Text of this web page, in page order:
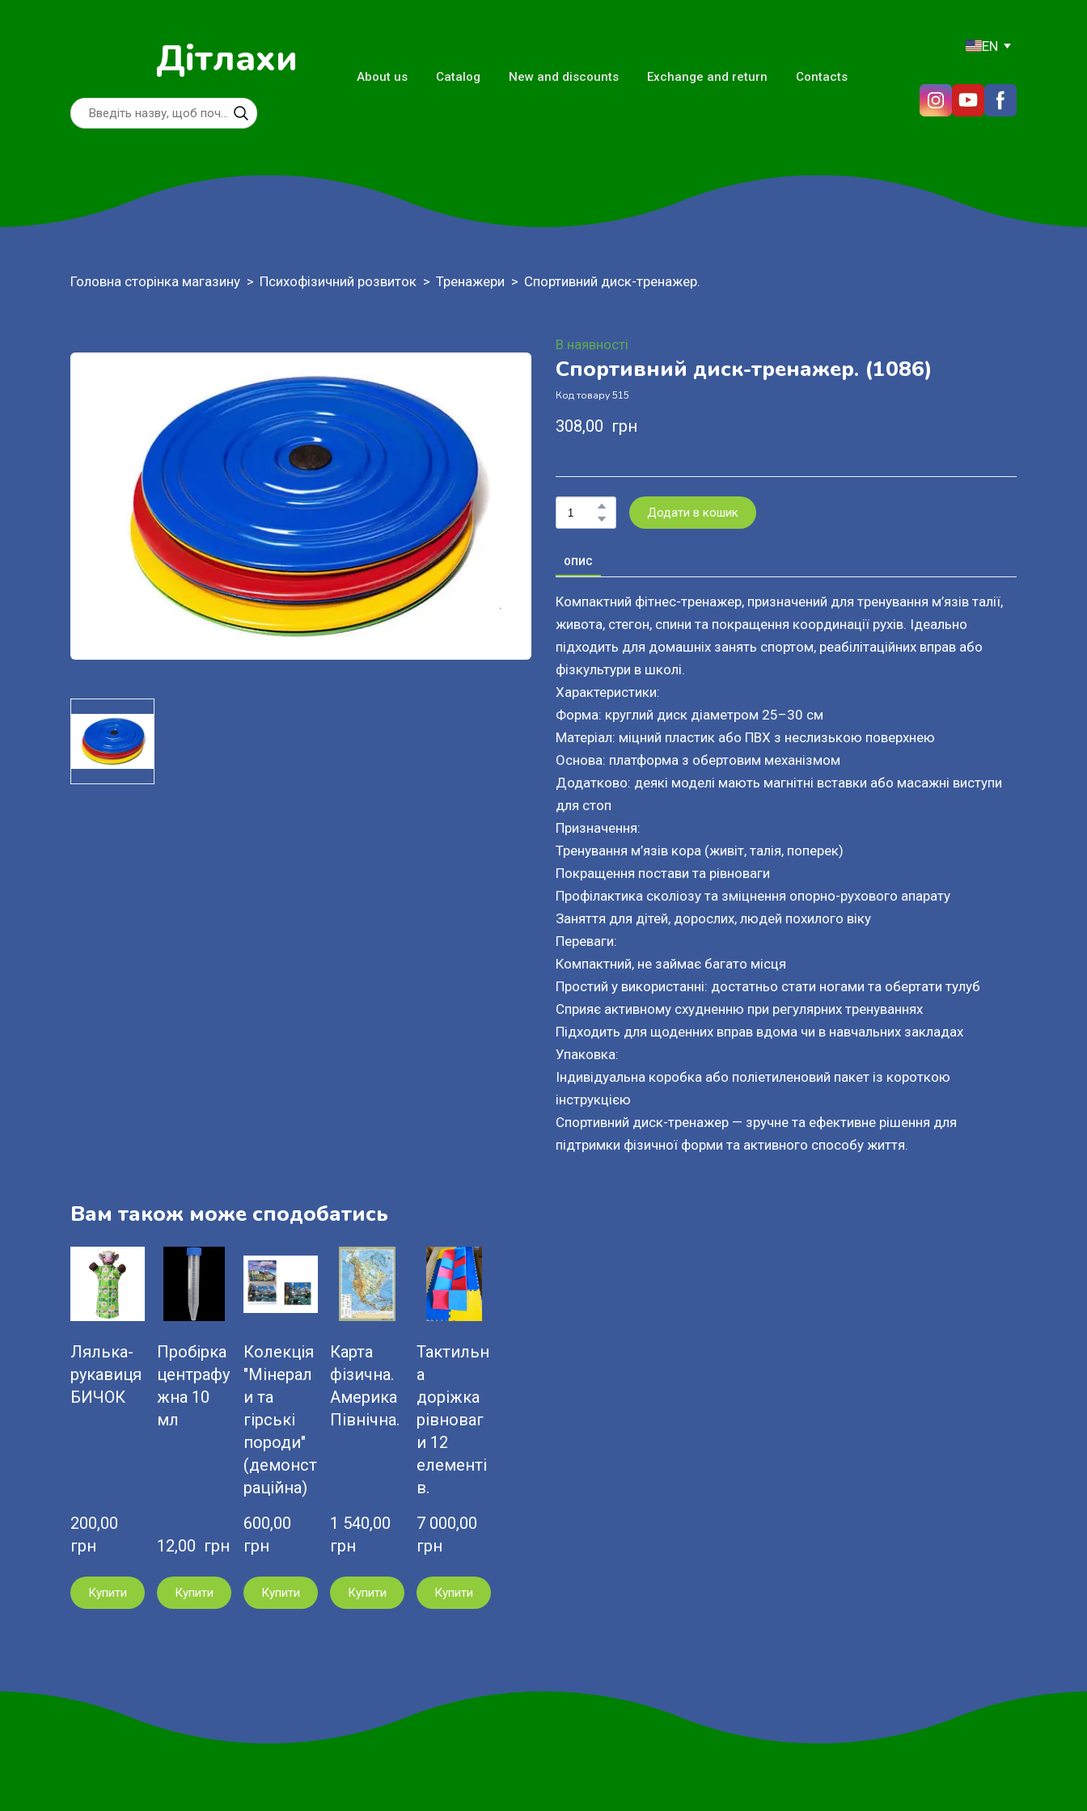
Дітлахи About us Catalog New and discounts Exchange and return Contacts
EN
Головна сторінка магазину Психофізичний розвиток Тренажери Спортивний диск-тренажер.
В наявності
Спортивний диск-тренажер. (1086)
Код товару 515
308,00  грн
Додати в кошик
ОПИС
Компактний фітнес-тренажер, призначений для тренування м’язів талії,
живота, стегон, спини та покращення координації рухів. Ідеально
підходить для домашніх занять спортом, реабілітаційних вправ або
фізкультури в школі.
Характеристики:
Форма: круглий диск діаметром 25–30 см
Матеріал: міцний пластик або ПВХ з неслизькою поверхнею
Основа: платформа з обертовим механізмом
Додатково: деякі моделі мають магнітні вставки або масажні виступи
для стоп
Призначення:
Тренування м’язів кора (живіт, талія, поперек)
Покращення постави та рівноваги
Профілактика сколіозу та зміцнення опорно-рухового апарату
Заняття для дітей, дорослих, людей похилого віку
Переваги:
Компактний, не займає багато місця
Простий у використанні: достатньо стати ногами та обертати тулуб
Сприяє активному схудненню при регулярних тренуваннях
Підходить для щоденних вправ вдома чи в навчальних закладах
Упаковка:
Індивідуальна коробка або поліетиленовий пакет із короткою
інструкцією
Спортивний диск-тренажер — зручне та ефективне рішення для
підтримки фізичної форми та активного способу життя.
Вам також може сподобатись
Лялька-
рукавиця
БИЧОК
200,00
грн
Купити
Пробірка
центрафу
жна 10
мл
12,00  грн
Купити
Колекція
"Мінерал
и та
гірські
породи"
(демонст
раційна)
600,00
грн
Купити
Карта
фізична.
Америка
Північна.
1 540,00
грн
Купити
Тактильн
а
доріжка
рівноваг
и 12
елементі
в.
7 000,00
грн
Купити